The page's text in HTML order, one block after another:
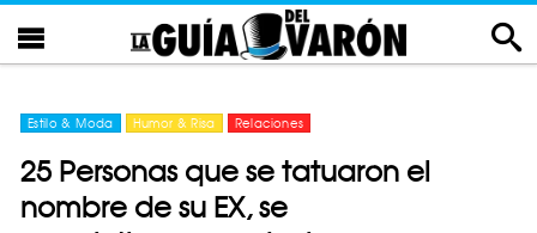
Estilo & Moda Humor & Risa Relaciones
25 Personas que se tatuaron el
nombre de su EX, se